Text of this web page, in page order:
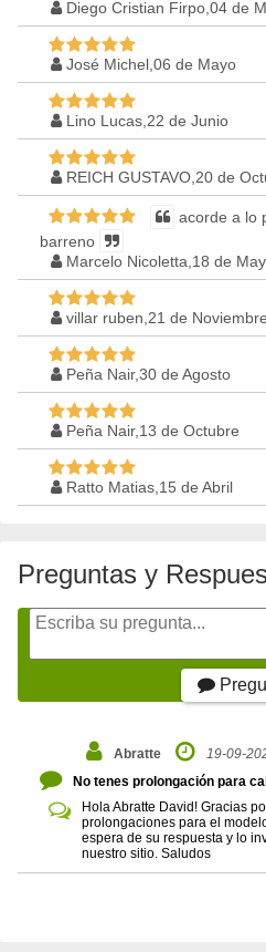
Diego Cristian Firpo,04 de
José Michel,06 de Mayo
Lino Lucas,22 de Junio
REICH GUSTAVO,20 de
acorde a lo
barreno
Marcelo Nicoletta,18 de
villar ruben,21 de Noviembre
Peña Nair,30 de Agosto
Peña Nair,13 de Octubre
Ratto Matias,15 de Abril
Preguntas y
Abratte 19-09-
No tenes prolongación para
Hola Abratte David! Gracias
prolongaciones para el
espera de su respuesta y lo
nuestro sitio. Saludos